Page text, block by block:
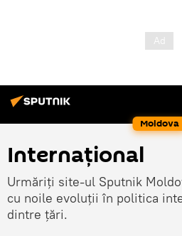
Moldova
Internațional
Urmăriți site-ul Sputnik
cu noile evoluții în politica
dintre țări.